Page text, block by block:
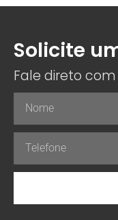
Solicite
Fale direto